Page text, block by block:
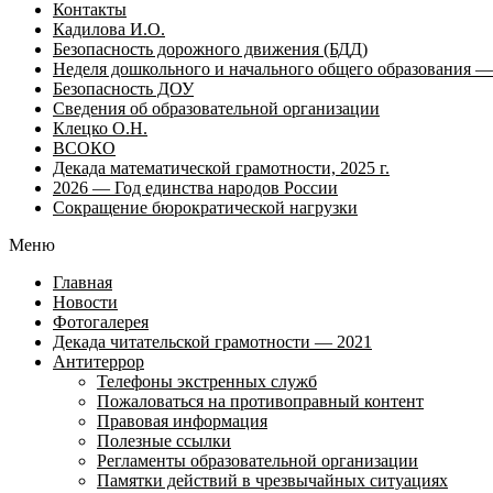
Контакты
Кадилова И.О.
Безопасность дорожного движения (БДД)
Неделя дошкольного и начального общего образования —
Безопасность ДОУ
Сведения об образовательной организации
Клецко О.Н.
ВСОКО
Декада математической грамотности, 2025 г.
2026 — Год единства народов России
Сокращение бюрократической нагрузки
Меню
Главная
Новости
Фотогалерея
Декада читательской грамотности — 2021
Антитеррор
Телефоны экстренных служб
Пожаловаться на противоправный контент
Правовая информация
Полезные ссылки
Регламенты образовательной организации
Памятки действий в чрезвычайных ситуациях